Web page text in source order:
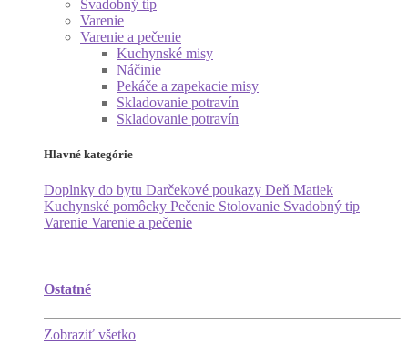
Svadobný tip
Varenie
Varenie a pečenie
Kuchynské misy
Náčinie
Pekáče a zapekacie misy
Skladovanie potravín
Skladovanie potravín
Hlavné kategórie
Doplnky do bytu Darčekové poukazy Deň Matiek
Kuchynské pomôcky Pečenie Stolovanie Svadobný tip
Varenie Varenie a pečenie
Ostatné
Zobraziť všetko